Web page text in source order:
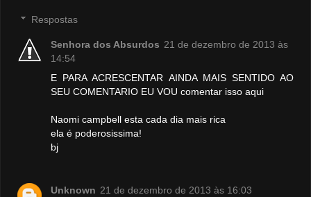
Respostas
Senhora dos Absurdos 21 de dezembro de 2013 às
14:54
E PARA ACRESCENTAR AINDA MAIS SENTIDO AO
SEU COMENTARIO EU VOU comentar isso aqui
Naomi campbell esta cada dia mais rica
ela é poderosissima!
bj
Unknown 21 de dezembro de 2013 às 16:03